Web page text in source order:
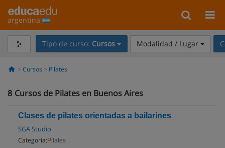
argentina
Tipo de curso: Cursos Modalidad / Lugar
Cursos Pilates
8 Cursos de Pilates en Buenos Aires
Clases de pilates orientadas a bailarines
SGA Studio
Categoría: Pilates